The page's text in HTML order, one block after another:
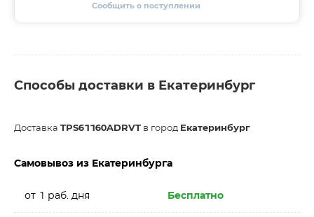
Сообщить о поступлении
Способы доставки в Екатеринбург
Доставка TPS61160ADRVT в город Екатеринбург
Самовывоз из Екатеринбурга
от 1 раб. дня Бесплатно